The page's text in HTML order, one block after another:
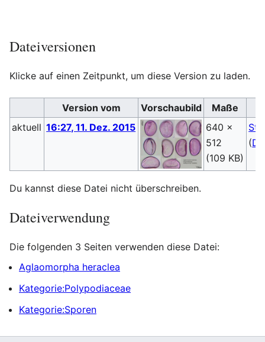
Dateiversionen
Klicke auf einen Zeitpunkt, um diese Version zu laden.
Version vom Vorschaubild
Maße
aktuell 16:27, 11. Dez. 2015
640 ×
512
(109 KB)
(
Du kannst diese Datei nicht überschreiben.
Dateiverwendung
Die folgenden 3 Seiten verwenden diese Datei:
Aglaomorpha heraclea
Kategorie:Polypodiaceae
Kategorie:Sporen